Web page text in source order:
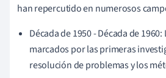
han repercutido en numerosos
Década de 1950 - Década de
marcados por las primeras
resolución de problemas y los